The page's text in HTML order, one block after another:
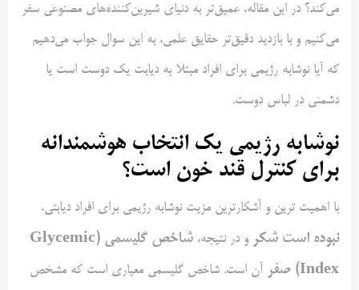
می‌کند؟ در این مقاله، عمیق‌تر به دنیای شیرین‌کننده‌های مصنوعی سفر
می‌کنیم و با بازدید دقیق‌تر حقایق علمی، به این سوال جواب می‌دهیم
که آیا نوشابه رژیمی برای افراد مبتلا به دیابت یک دوست است یا
دشمنی در لباس دوست.
نوشابه رژیمی یک انتخاب هوشمندانه
برای کنترل قند خون است؟
با اهمیت ترین و آشکار‌ترین مزیت نوشابه رژیمی برای افراد دیابتی،
نبوده است شکر و در نتیجه، شاخص گلیسمی (Glycemic
Index) صفر آن است. شاخص گلیسمی معیاری است که مشخص